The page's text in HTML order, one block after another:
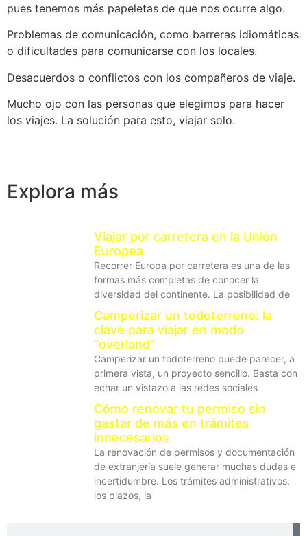
pues tenemos más papeletas de que nos ocurre algo.
Problemas de comunicación, como barreras idiomáticas
o dificultades para comunicarse con los locales.
Desacuerdos o conflictos con los compañeros de viaje.
Mucho ojo con las personas que elegimos para hacer
los viajes. La solución para esto, viajar solo.
Explora más
Viajar por carretera en la Unión
Europea
Recorrer Europa por carretera es una de las
formas más completas de conocer la
diversidad del continente. La posibilidad de
Camperizar un todoterreno: la
clave para viajar en modo
“overland”
Camperizar un todoterreno puede parecer, a
primera vista, un proyecto sencillo. Basta con
echar un vistazo a las redes sociales
Cómo renovar tu permiso sin
gastar de más en trámites
innecesarios
La renovación de permisos y documentación
de extranjería suele generar muchas dudas e
incertidumbre. Los trámites administrativos,
los plazos, la